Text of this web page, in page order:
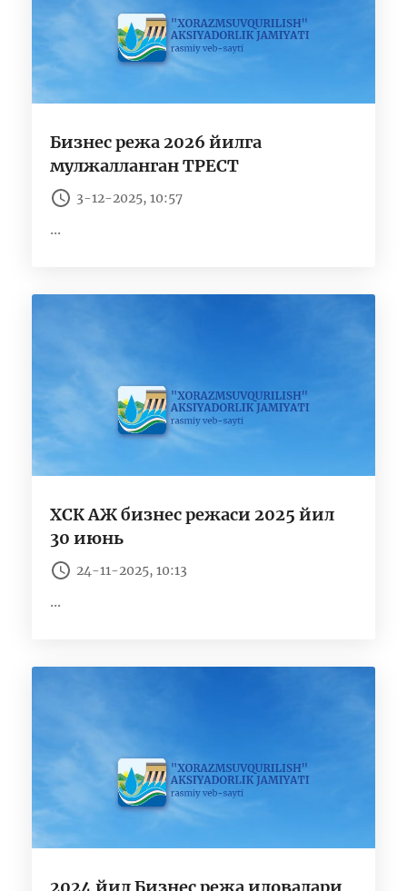
Бизнес режа 2026 йилга
мулжалланган ТРЕСТ
3-12-2025, 10:57
...
ХСК АЖ бизнес режаси 2025 йил
30 июнь
24-11-2025, 10:13
...